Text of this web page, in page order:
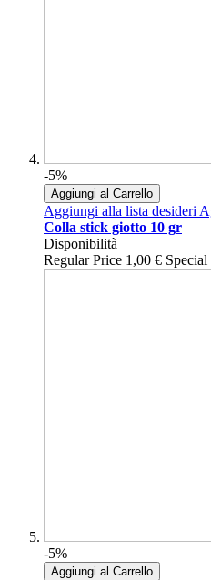
-5%
Aggiungi al Carrello
Aggiungi alla lista desideri
Colla stick giotto 10 gr
Disponibilità
Regular Price 1,00 € Special
-5%
Aggiungi al Carrello